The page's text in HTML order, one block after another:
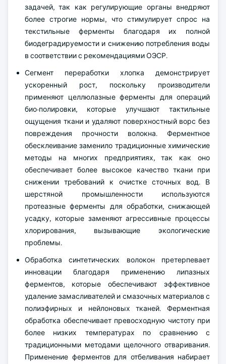
задачей, так как регулирующие органы внедряют
более строгие нормы, что стимулирует спрос на
текстильные ферменты благодаря их полной
биодеградируемости и снижению потребления воды
в соответствии с рекомендациями ОЭСР.
Сегмент переработки хлопка демонстрирует
ускоренный рост, поскольку производители
применяют целлюлазные ферменты для операций
био-полировки, которые улучшают тактильные
ощущения ткани и удаляют поверхностный ворс без
повреждения прочности волокна. Ферментное
обесклеивание заменило традиционные химические
методы на многих предприятиях, так как оно
обеспечивает более высокое качество ткани при
снижении требований к очистке сточных вод. В
шерстяной промышленности используются
протеазные ферменты для обработки, снижающей
усадку, которые заменяют агрессивные процессы
хлорирования, вызывающие экологические
проблемы.
Обработка синтетических волокон претерпевает
инновации благодаря применению липазных
ферментов, которые обеспечивают эффективное
удаление замасливателей и смазочных материалов с
полиэфирных и нейлоновых тканей. Ферментная
обработка обеспечивает превосходную чистоту при
более низких температурах по сравнению с
традиционными методами щелочного отваривания.
Применение ферментов для отбеливания набирает